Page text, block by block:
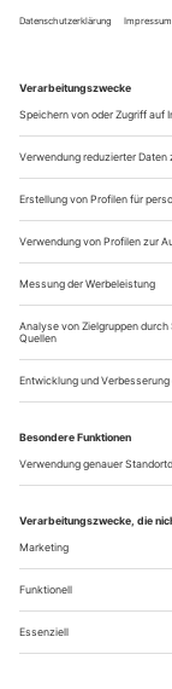
als die vielleicht
Irene Abendroth.
sängerischen
Abendroths
2022 ist...
Fatma Said
Buntes
Die Begriffe
in der Welt der
leisten die freien
und des
zum Teil
dieser
Termini
Über uns